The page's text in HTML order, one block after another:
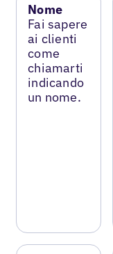
Nome
Fai sapere
ai clienti
come
chiamarti
indicando
un nome.